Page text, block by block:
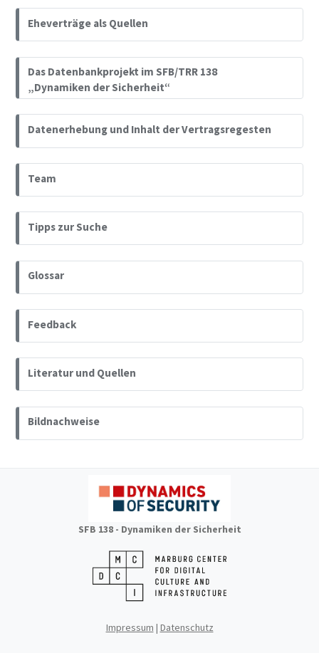
Eheverträge als Quellen
Das Datenbankprojekt im SFB/TRR 138
„Dynamiken der Sicherheit“
Datenerhebung und Inhalt der Vertragsregesten
Team
Tipps zur Suche
Glossar
Feedback
Literatur und Quellen
Bildnachweise
SFB 138 - Dynamiken der Sicherheit
Impressum | Datenschutz